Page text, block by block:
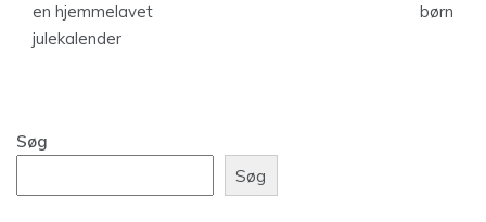
en hjemmelavet
julekalender
børn
Søg
Søg